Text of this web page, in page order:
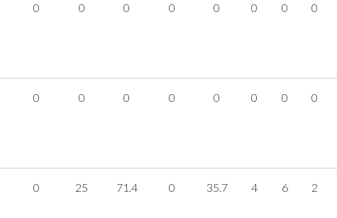
0 0 0 0 0 0 0 0
0 0 0 0 0 0 0 0
0 25 71.4 0 35.7 4 6 2